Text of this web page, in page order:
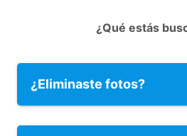
¿Qué estás
¿Eliminaste fotos?